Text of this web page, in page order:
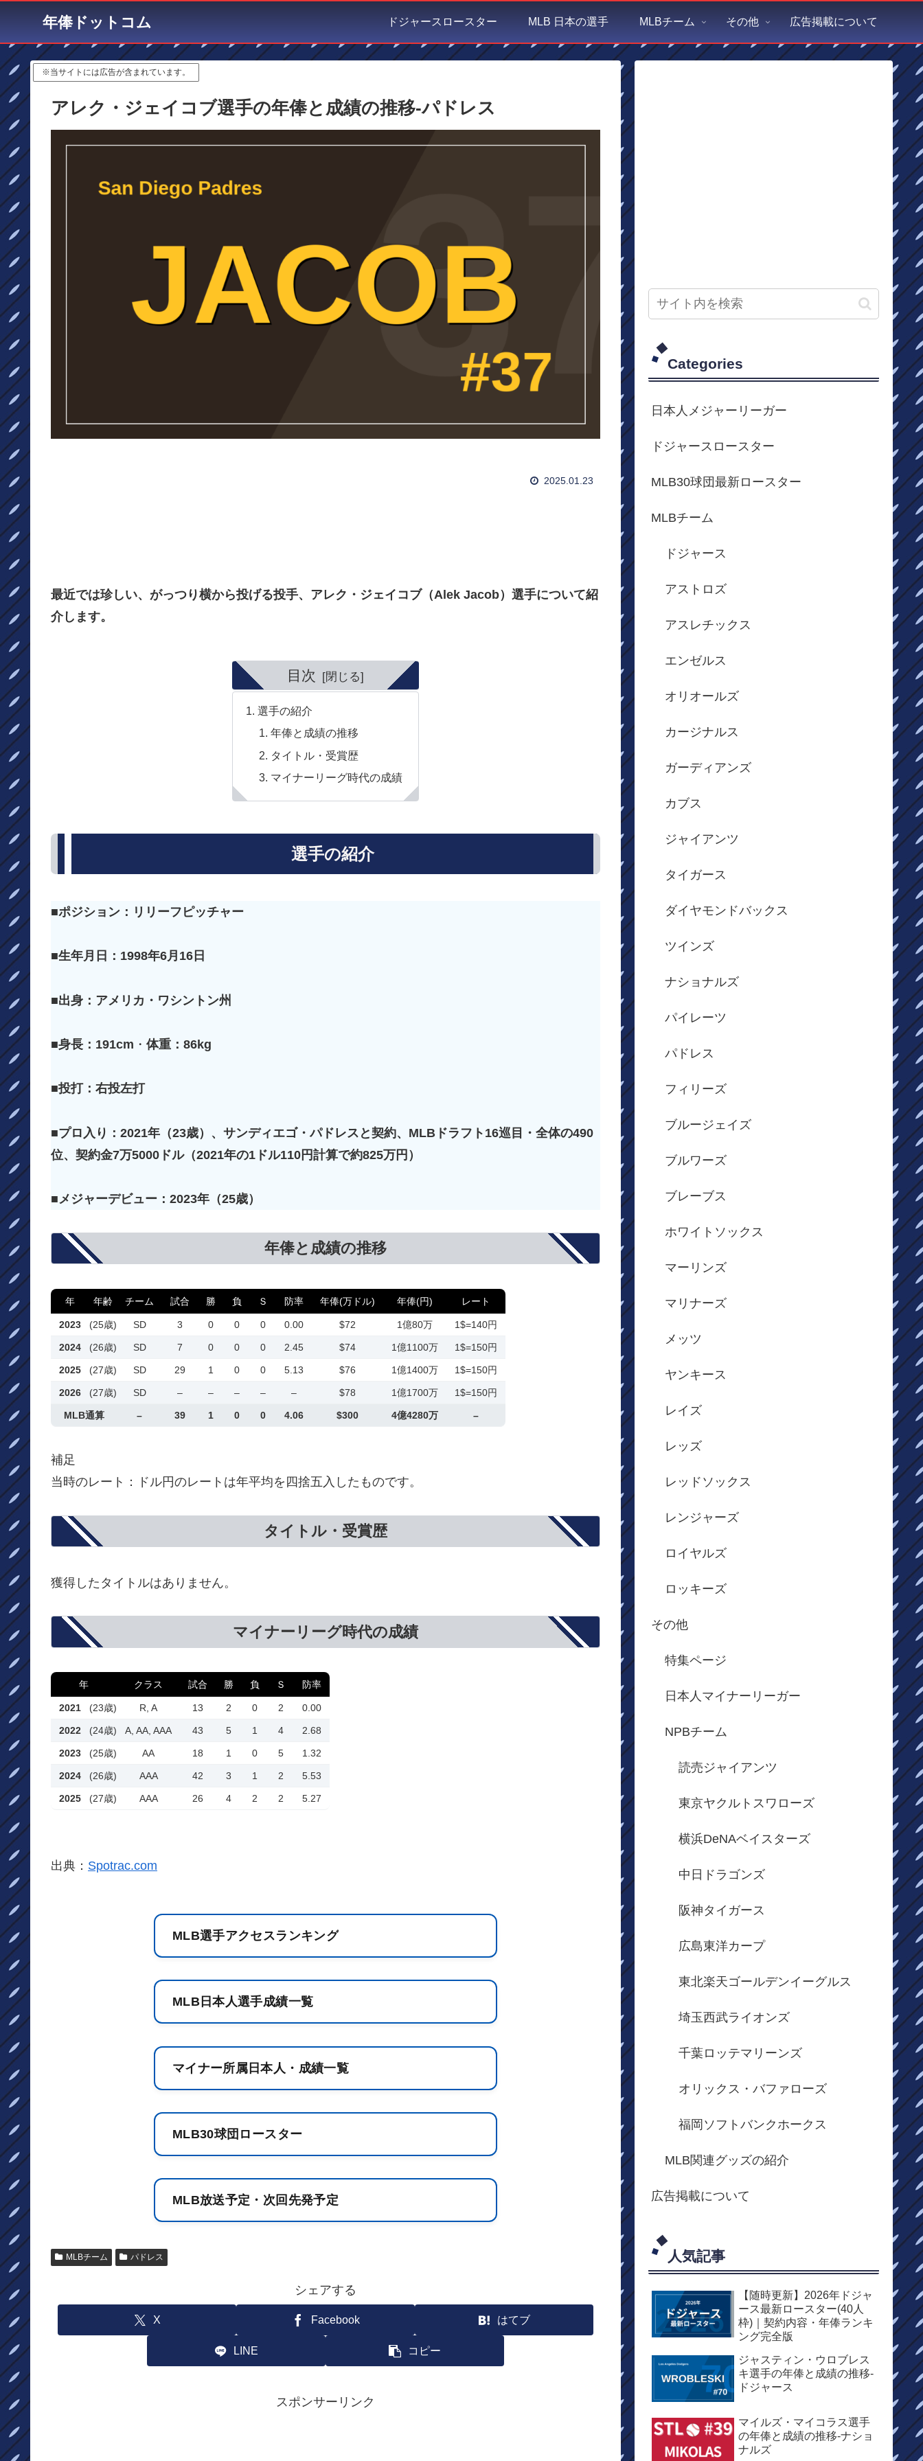
年俸ドットコム ドジャースロースター MLB 日本の選手 MLBチーム その他 広告掲載について
※当サイトには広告が含まれています。
アレク・ジェイコブ選手の年俸と成績の推移-パドレス
2025.01.23
最近では珍しい、がっつり横から投げる投手、アレク・ジェイコブ（Alek Jacob）選手について紹
介します。
目次
選手の紹介
年俸と成績の推移
タイトル・受賞歴
マイナーリーグ時代の成績
選手の紹介
■ポジション：リリーフピッチャー
■生年月日：1998年6月16日
■出身：アメリカ・ワシントン州
■身長：191cm ・ 体重：86kg
■投打：右投左打
■プロ入り：2021年（23歳）、サンディエゴ・パドレスと契約、MLBドラフト16巡目・全体の490
位、契約金7万5000ドル（2021年の1ドル110円計算で約825万円）
■メジャーデビュー：2023年（25歳）
年俸と成績の推移
年 年齢 チーム 試合 勝 負 Ｓ 防率 年俸(万ドル) 年俸(円) レート
2023 (25歳) SD 3 0 0 0 0.00 $72 1億80万 1$=140円
2024 (26歳) SD 7 0 0 0 2.45 $74 1億1100万 1$=150円
2025 (27歳) SD 29 1 0 0 5.13 $76 1億1400万 1$=150円
2026 (27歳) SD – – – – – $78 1億1700万 1$=150円
MLB通算 – 39 1 0 0 4.06 $300 4億4280万 –
補足
当時のレート：ドル円のレートは年平均を四捨五入したものです。
タイトル・受賞歴
獲得したタイトルはありません。
マイナーリーグ時代の成績
年 クラス 試合 勝 負 Ｓ 防率
2021 (23歳) R, A 13 2 0 2 0.00
2022 (24歳) A, AA, AAA 43 5 1 4 2.68
2023 (25歳) AA 18 1 0 5 1.32
2024 (26歳) AAA 42 3 1 2 5.53
2025 (27歳) AAA 26 4 2 2 5.27
出典： Spotrac.com
MLB選手アクセスランキング
MLB日本人選手成績一覧
マイナー所属日本人・成績一覧
MLB30球団ロースター
MLB放送予定・次回先発予定
MLBチーム パドレス
シェアする
X Facebook はてブ
LINE コピー
スポンサーリンク
Categories
日本人メジャーリーガー
ドジャースロースター
MLB30球団最新ロースター
MLBチーム
ドジャース
アストロズ
アスレチックス
エンゼルス
オリオールズ
カージナルス
ガーディアンズ
カブス
ジャイアンツ
タイガース
ダイヤモンドバックス
ツインズ
ナショナルズ
パイレーツ
パドレス
フィリーズ
ブルージェイズ
ブルワーズ
ブレーブス
ホワイトソックス
マーリンズ
マリナーズ
メッツ
ヤンキース
レイズ
レッズ
レッドソックス
レンジャーズ
ロイヤルズ
ロッキーズ
その他
特集ページ
日本人マイナーリーガー
NPBチーム
読売ジャイアンツ
東京ヤクルトスワローズ
横浜DeNAベイスターズ
中日ドラゴンズ
阪神タイガース
広島東洋カープ
東北楽天ゴールデンイーグルス
埼玉西武ライオンズ
千葉ロッテマリーンズ
オリックス・バファローズ
福岡ソフトバンクホークス
MLB関連グッズの紹介
広告掲載について
人気記事
【随時更新】2026年ドジャ
ース最新ロースター(40人
枠)｜契約内容・年俸ランキ
ング完全版
ジャスティン・ウロブレス
キ選手の年俸と成績の推移-
ドジャース
マイルズ・マイコラス選手
の年俸と成績の推移-ナショ
ナルズ